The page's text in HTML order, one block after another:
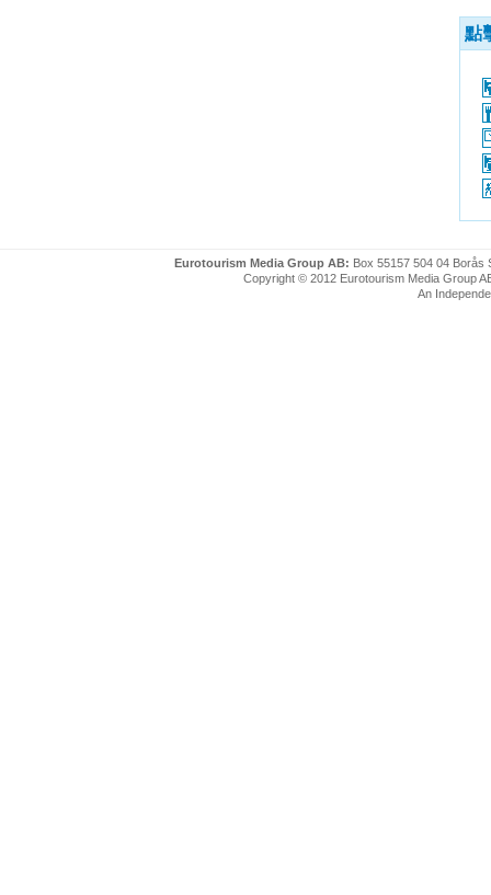
點
Eurotourism Media Group AB: Box 55157 504 04 Borås
Copyright © 2012 Eurotourism Media Group
An